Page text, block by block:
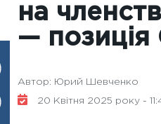
на
—
Автор: Юрий Шевченко
20 Квітня 2025 року -